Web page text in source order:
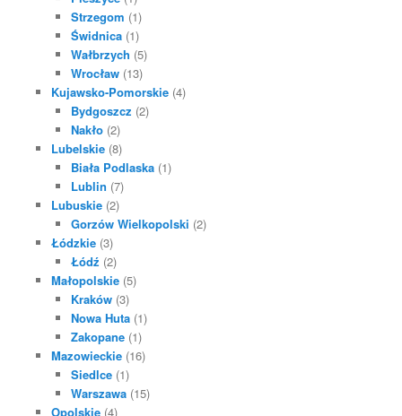
Strzegom (1)
Świdnica (1)
Wałbrzych (5)
Wrocław (13)
Kujawsko-Pomorskie(4)
Bydgoszcz (2)
Nakło (2)
Lubelskie(8)
Biała Podlaska (1)
Lublin (7)
Lubuskie(2)
Gorzów Wielkopolski (2)
Łódzkie(3)
Łódź (2)
Małopolskie(5)
Kraków (3)
Nowa Huta (1)
Zakopane (1)
Mazowieckie(16)
Siedlce (1)
Warszawa (15)
Opolskie(4)